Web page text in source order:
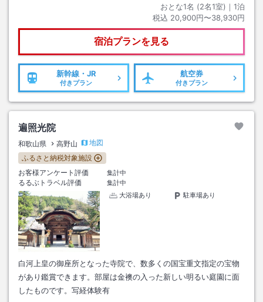
おとな1名 (2名1室)｜ 1泊
税込 20,900円〜38,930円
宿泊プランを見る
新幹線・JR
付きプラン
航空券
付きプラン
遍照光院
和歌山県 高野山
地図
ふるさと納税対象施設
お客様アンケート評価
集計中
るるぶトラベル評価
集計中
大浴場あり
駐車場あり
白河上皇の御座所となった寺院で、数多くの国宝重文指定の宝物
があり鑑賞できます。部屋は金襖の入った新しい明るい庭園に面
したものです。写経体験有